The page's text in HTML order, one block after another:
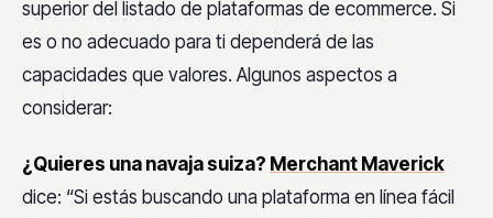
superior del listado de plataformas de ecommerce. Si
es o no adecuado para ti dependerá de las
capacidades que valores. Algunos aspectos a
considerar:
¿Quieres una navaja suiza? Merchant Maverick
dice: “Si estás buscando una plataforma en línea fácil